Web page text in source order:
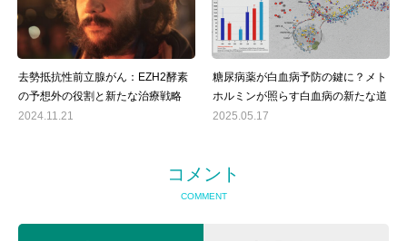
去勢抵抗性前立腺がん：EZH2酵素
の予想外の役割と新たな治療戦略
2024.11.21
糖尿病薬が白血病予防の鍵に？メト
ホルミンが照らす白血病の新たな道
2025.05.17
コメント
COMMENT